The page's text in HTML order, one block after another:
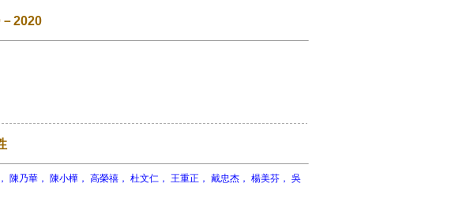
2020
陳乃華， 陳小樺， 高榮禧， 杜文仁， 王重正， 戴忠杰， 楊美芬， 吳